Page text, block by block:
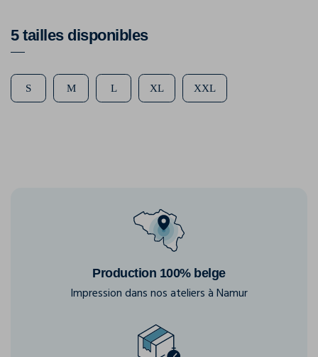
5 tailles disponibles
S M L XL XXL
Production 100% belge
Impression dans nos ateliers à Namur